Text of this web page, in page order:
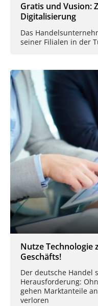
Gratis und Vusion:
Digitalisierung
Das
seiner Filialen in der
Nutze Technologie
Geschäfts!
Der deutsche Handel
Herausforderung:
gehen Marktanteile
verloren